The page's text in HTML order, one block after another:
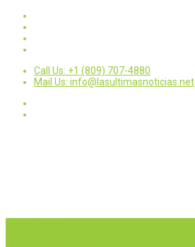
Call Us: +1 (809) 707-4880
Mail Us: info@lasultimasnoticias.net